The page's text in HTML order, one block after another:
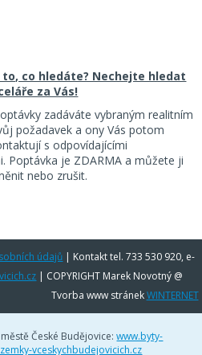
co hledáte? Nechejte hledat
za Vás!
zadáváte vybraným realitním
požadavek a ony Vás potom
s odpovídajícími
Poptávka je ZDARMA a můžete ji
nebo zrušit.
údajů | Kontakt tel. 733 530 920, e-
| COPYRIGHT Marek Novotný @
Tvorba www stránekWINTERNET
České Budějovice:www.byty-
vceskychbudejovicich.cz